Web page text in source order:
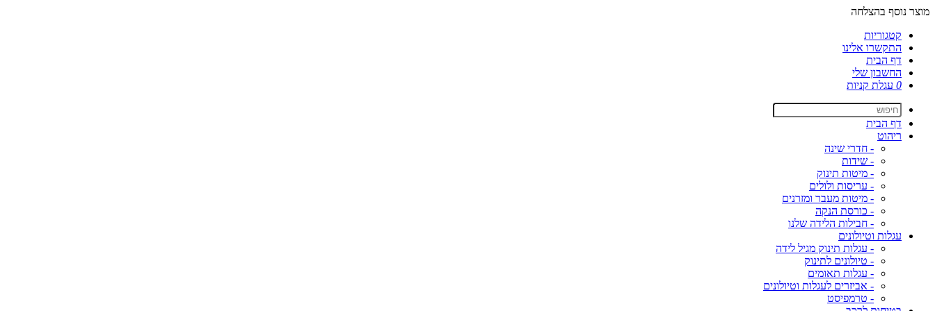
מוצר נוסף בהצלחה
קטגוריות
התקשרו אלינו
דף הבית
החשבון שלי
0 עגלת קניות
דף הבית
ריהוט
- חדרי שינה
- שידות
- מיטות תינוק
- עריסות ולולים
- מיטות מעבר ומזרנים
- כורסת הנקה
- חבילות הלידה שלנו
עגלות וטיולונים
- עגלות תינוק מגיל לידה
- טיולונים לתינוק
- עגלות תאומים
- אביזרים לעגלות וטיולונים
- טרמפיסט